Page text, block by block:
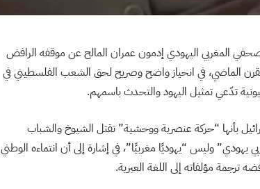
المغربي اليهودي إدمون عمران المالح عن موقفه الرافض
الماضي، في انحياز واضح وصريح لحق الشعب الفلسطيني في
تدّعي تمثيل اليهود والتحدث باسمهم.
بأنها “حركة عنصرية ووحشية” تقتل الشيوخ والشباب
يهودي” وليس “يهوديًا مغربيًا”، في إشارة إلى أن انتماءه الوطني
ترجمة مؤلفاته إلى اللغة العبرية.